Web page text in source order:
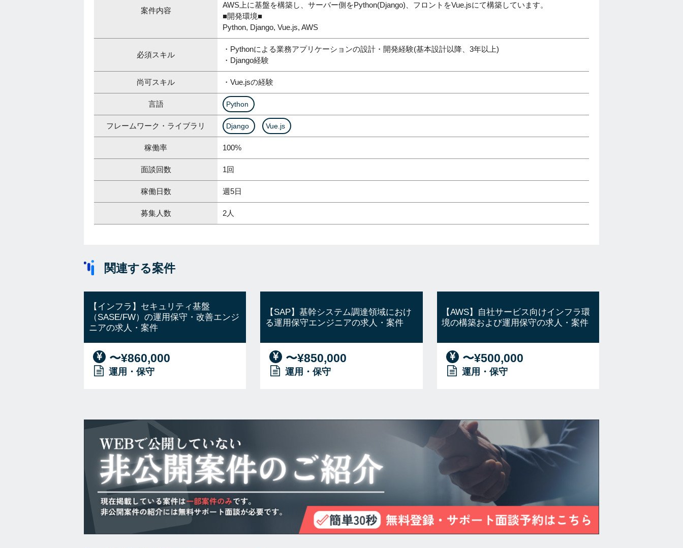
案件内容
AWS上に基盤を構築し、サーバー側をPython(Django)、フロントをVue.jsにて構築しています。
■開発環境■
Python, Django, Vue.js, AWS
必須スキル
・Pythonによる業務アプリケーションの設計・開発経験(基本設計以降、3年以上)
・Django経験
尚可スキル ・Vue.jsの経験
言語 Python
フレームワーク・ライブラリ Django Vue.js
稼働率 100%
面談回数 1回
稼働日数 週5日
募集人数 2人
関連する案件
【インフラ】セキュリティ基盤
（SASE/FW）の運用保守・改善エンジ
ニアの求人・案件
〜¥860,000
運用・保守
【SAP】基幹システム調達領域におけ
る運用保守エンジニアの求人・案件
〜¥850,000
運用・保守
【AWS】自社サービス向けインフラ環
境の構築および運用保守の求人・案件
〜¥500,000
運用・保守